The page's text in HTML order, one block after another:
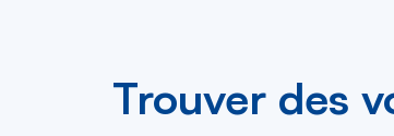
Trouver des